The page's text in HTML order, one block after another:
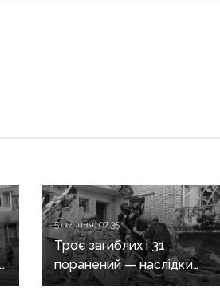
5 серпня, 07:35
Троє загиблих і 31
поранений — наслідки
масованих обстрілів